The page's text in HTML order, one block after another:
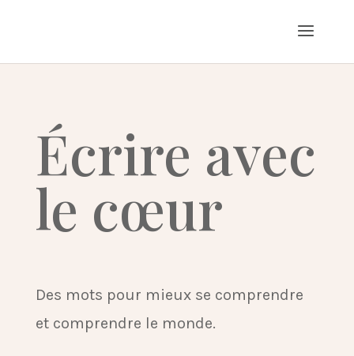
Écrire avec
le cœur
Des mots pour mieux se comprendre
et comprendre le monde.